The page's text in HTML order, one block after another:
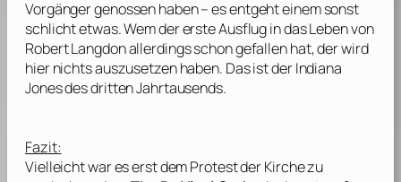
Vorgänger genossen haben – es entgeht einem sonst
schlicht etwas. Wem der erste Ausflug in das Leben von
Robert Langdon allerdings schon gefallen hat, der wird
hier nichts auszusetzen haben. Das ist der Indiana
Jones des dritten Jahrtausends.
Fazit:
Vielleicht war es erst dem Protest der Kirche zu